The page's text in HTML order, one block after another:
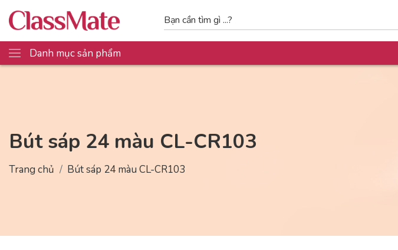
Danh mục sản phẩm
Bút sáp 24 màu CL-CR103
Trang chủ Bút sáp 24 màu CL-CR103